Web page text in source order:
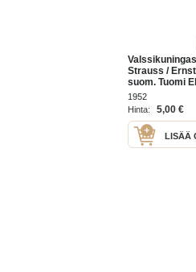
Strauss /
suom. Tuomi
Heinonen.
1952
Hinta:
5,00 €
LISÄÄ